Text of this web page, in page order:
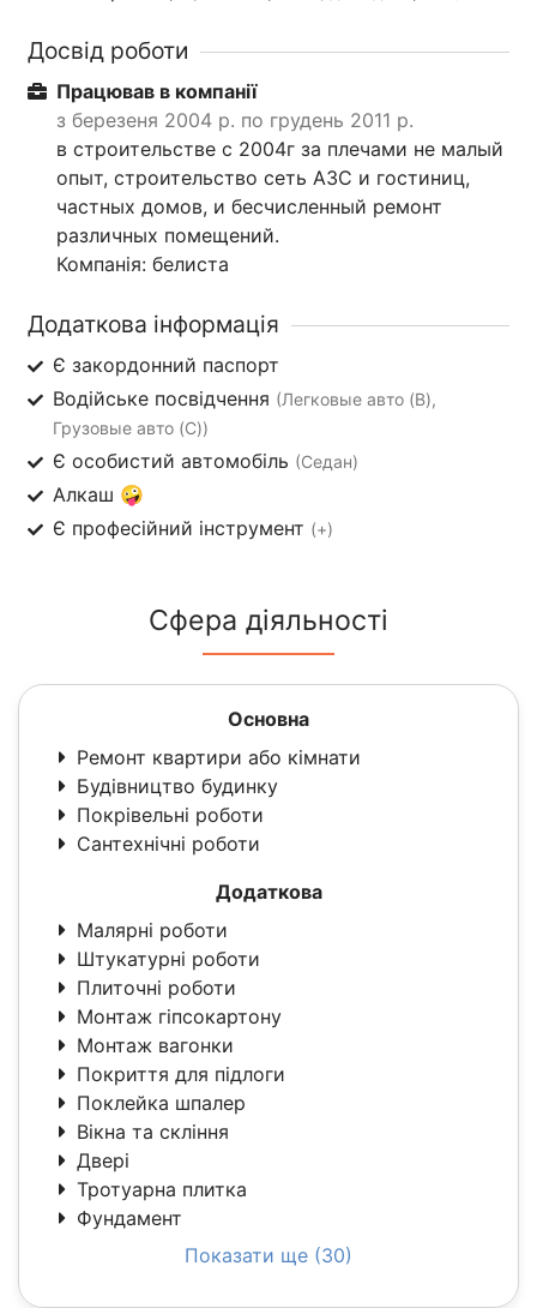
Досвід роботи
Працював в компанії
з березеня 2004 р. по грудень 2011 р.
в строительстве с 2004г за плечами не малый
опыт, строительство сеть АЗС и гостиниц,
частных домов, и бесчисленный ремонт
различных помещений.
Компанія: белиста
Додаткова інформація
Є закордонний паспорт
Водійське посвідчення (Легковые авто (B),
Грузовые авто (C))
Є особистий автомобіль (Седан)
Алкаш 🤪
Є професійний інструмент (+)
Сфера діяльності
Основна
Ремонт квартири або кімнати
Будівництво будинку
Покрівельні роботи
Сантехнічні роботи
Додаткова
Малярні роботи
Штукатурні роботи
Плиточні роботи
Монтаж гіпсокартону
Монтаж вагонки
Покриття для підлоги
Поклейка шпалер
Вікна та скління
Двері
Тротуарна плитка
Фундамент
Показати ще (30)